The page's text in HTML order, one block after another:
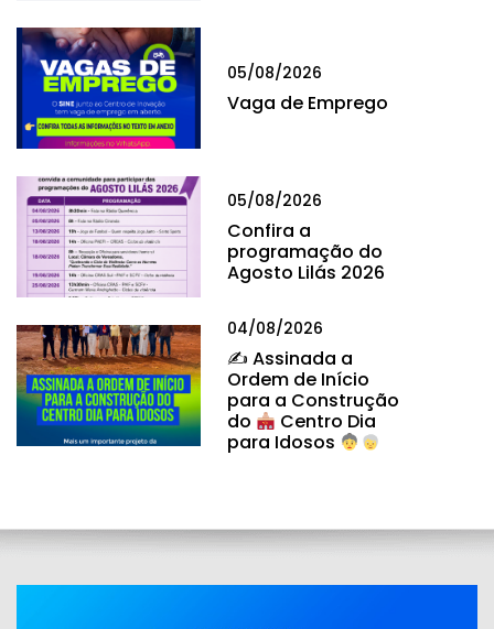
05/08/2026
Vaga de Emprego
05/08/2026
Confira a
programação do
Agosto Lilás 2026
04/08/2026
✍ Assinada a
Ordem de Início
para a Construção
do
Centro Dia
para Idosos